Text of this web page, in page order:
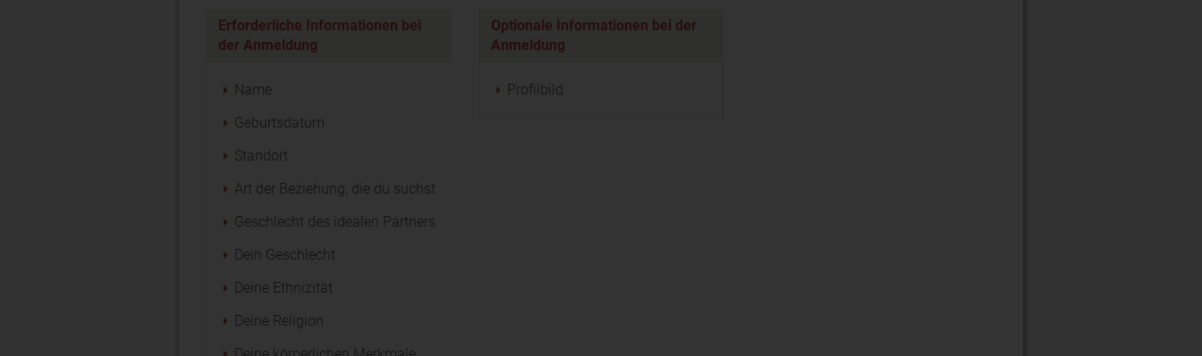
Erforderliche Informationen bei
der Anmeldung
Name
Geburtsdatum
Standort
Art der Beziehung, die du suchst
Geschlecht des idealen Partners
Dein Geschlecht
Deine Ethnizität
Deine Religion
Optionale Informationen bei der
Anmeldung
Profilbild